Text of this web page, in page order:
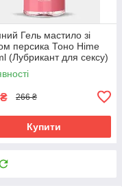
Гель мастило зі
персика Тоно Hime
(Лубрикант для сексу)
₴ 266 ₴
Купити